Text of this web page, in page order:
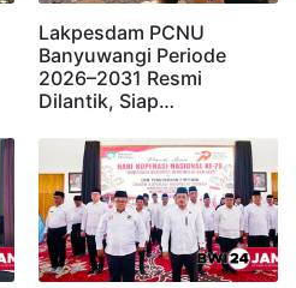
Lakpesdam PCNU
Banyuwangi Periode
2026–2031 Resmi
Dilantik, Siap…